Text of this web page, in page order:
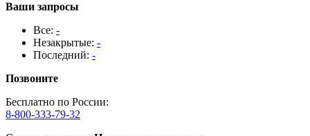
Ваши запросы
Все: -
Незакрытые: -
Последний: -
Позвоните
Бесплатно по России:
8-800-333-79-32